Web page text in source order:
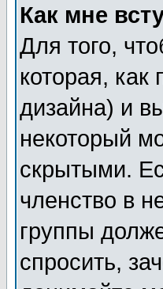
Как мне
Для того,
которая, как
дизайна) и
некоторый
скрытыми.
членство в
группы
спросить,